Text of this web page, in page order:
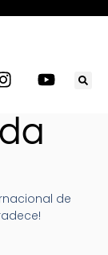
de